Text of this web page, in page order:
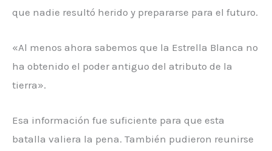
que nadie resultó herido y prepararse para el futuro.
«Al menos ahora sabemos que la Estrella Blanca no
ha obtenido el poder antiguo del atributo de la
tierra».
Esa información fue suficiente para que esta
batalla valiera la pena. También pudieron reunirse